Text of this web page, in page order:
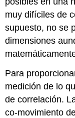
muy difíciles de
supuesto, no se
dimensiones
Para
medición de lo
de correlación.
co-movimiento